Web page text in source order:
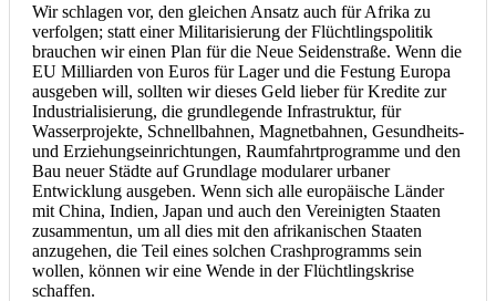
Wir schlagen vor, den gleichen Ansatz auch für Afrika zu
verfolgen; statt einer Militarisierung der Flüchtlingspolitik
brauchen wir einen Plan für die Neue Seidenstraße. Wenn die
EU Milliarden von Euros für Lager und die Festung Europa
ausgeben will, sollten wir dieses Geld lieber für Kredite zur
Industrialisierung, die grundlegende Infrastruktur, für
Wasserprojekte, Schnellbahnen, Magnetbahnen, Gesundheits-
und Erziehungseinrichtungen, Raumfahrtprogramme und den
Bau neuer Städte auf Grundlage modularer urbaner
Entwicklung ausgeben. Wenn sich alle europäische Länder
mit China, Indien, Japan und auch den Vereinigten Staaten
zusammentun, um all dies mit den afrikanischen Staaten
anzugehen, die Teil eines solchen Crashprogramms sein
wollen, können wir eine Wende in der Flüchtlingskrise
schaffen.